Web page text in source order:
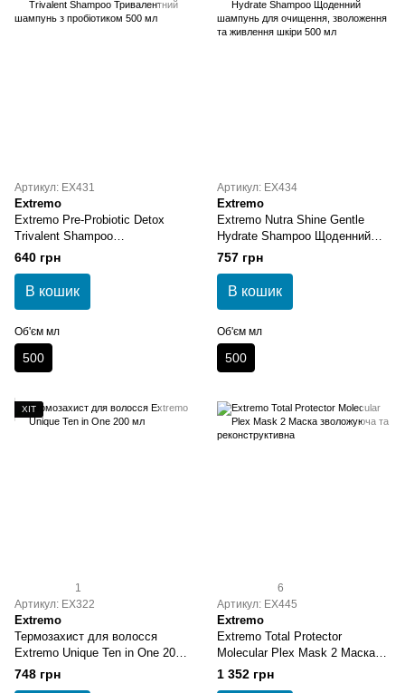
Артикул: EX431
Extremo
Extremo Pre-Probiotic Detox
Trivalent Shampoo
Тривалентний шампунь з
пробіотиком 500 мл
640 грн
В кошик
Об'єм мл
500
Артикул: EX434
Extremo
Extremo Nutra Shine Gentle
Hydrate Shampoo Щоденний
шампунь для очищення,
зволоження та живлення шкіри
500 мл
757 грн
В кошик
Об'єм мл
500
ХІТ
1
Артикул: EX322
Extremo
Термозахист для волосся
Extremo Unique Ten in One 200
мл
748 грн
6
Артикул: EX445
Extremo
Extremo Total Protector
Molecular Plex Mask 2 Маска
зволожуюча та
реконструктивна
1 352 грн